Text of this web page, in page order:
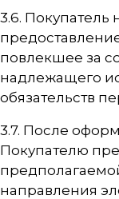
3.6. Покупатель
повлекшее за
надлежащего
обязательств
3.7. После
Покупателю
направления